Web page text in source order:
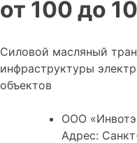
от 100 до
Силовой масляный
инфраструктуры
объектов
ООО
Адрес: